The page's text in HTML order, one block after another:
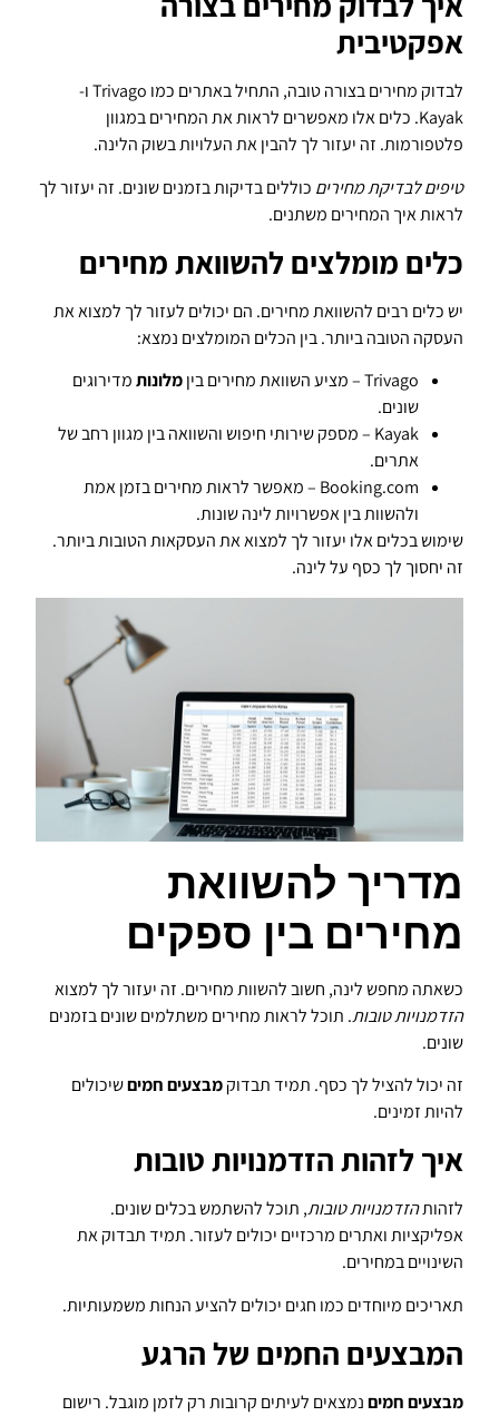
אפקטיבית
לבדוק מחירים בצורה טובה, התחיל באתרים כמו Trivago ו-
Kayak. כלים אלו מאפשרים לראות את המחירים במגוון
פלטפורמות. זה יעזור לך להבין את העלויות בשוק הלינה.
טיפים לבדיקת מחירים כוללים בדיקות בזמנים שונים. זה יעזור לך
לראות איך המחירים משתנים.
כלים מומלצים להשוואת מחירים
יש כלים רבים להשוואת מחירים. הם יכולים לעזור לך למצוא את
העסקה הטובה ביותר. בין הכלים המומלצים נמצא:
Trivago – מציע השוואת מחירים בין
מלונותמדירוגים
שונים.
Kayak – מספק שירותי חיפוש והשוואה בין מגוון רחב של
אתרים.
Booking.com – מאפשר לראות מחירים בזמן אמת
ולהשוות בין אפשרויות לינה שונות.
שימוש בכלים אלו יעזור לך למצוא את העסקאות הטובות ביותר.
זה יחסוך לך כסף על לינה.
מדריך להשוואת
מחירים בין ספקים
כשאתה מחפש לינה, חשוב להשוות מחירים. זה יעזור לך למצוא
הזדמנויות טובות. תוכל לראות מחירים משתלמים שונים בזמנים
שונים.
זה יכול להציל לך כסף. תמיד תבדוקמבצעים חמיםשיכולים
להיות זמינים.
איך לזהות הזדמנויות טובות
לזהותהזדמנויות טובות, תוכל להשתמש בכלים שונים.
אפליקציות ואתרים מרכזיים יכולים לעזור. תמיד תבדוק את
השינויים במחירים.
תאריכים מיוחדים כמו חגים יכולים להציע הנחות משמעותיות.
המבצעים החמים של הרגע
מבצעים חמיםנמצאים לעיתים קרובות רק לזמן מוגבל. רישום